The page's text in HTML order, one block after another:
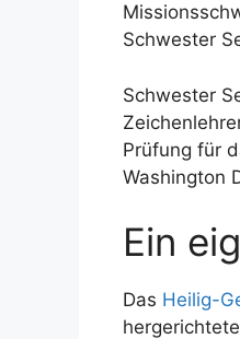
Schwester
Schwester
Prüfung für
Washington
Ein
Das Heilig-